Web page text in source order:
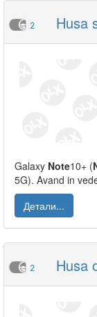
2 Husa
Galaxy Note10+ (
5G). Avand in
Детали...
2 Husa